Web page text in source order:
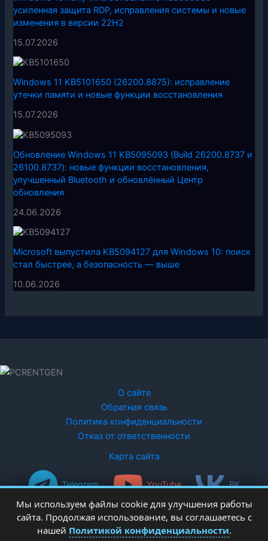
усиленная защита RDP, исправления системы и новые
изменения в версии 22H2
15.07.2026
Windows 11 KB5101650 (26200.8875): исправление
утечки памяти и новые функции восстановления
15.07.2026
Обновление Windows 11 KB5095093 (Build 26200.8737 и
26100.8737): новые функции восстановления,
улучшенный Bluetooth и обновлённый Центр
обновления
24.06.2026
Microsoft выпустила KB5094127 для Windows 10: поиск
стал быстрее, а безопасность — выше
10.06.2026
О сайте
Обратная связь
Политика конфиденциальности
Отказ от ответственности
Карта сайта
Telegram YouTube ВК
Мы используем файлы cookie для улучшения работы
сайта. Продолжая использование, вы соглашаетесь с
нашей Политикой конфиденциальности.